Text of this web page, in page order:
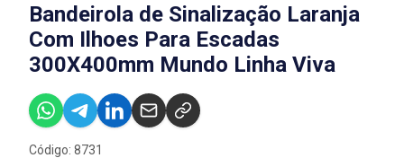
Bandeirola de Sinalização Laranja
Com Ilhoes Para Escadas
300X400mm Mundo Linha Viva
Código: 8731